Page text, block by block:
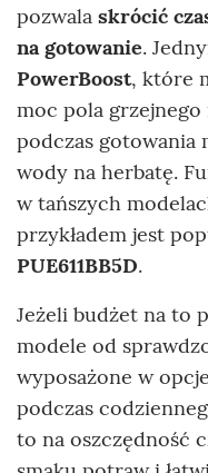
pozwala skrócić
na gotowanie.
PowerBoost, które
moc pola grzejnego
podczas gotowania
wody na herbatę.
w tańszych
przykładem jest
PUE611BB5D.
Jeżeli budżet na to
modele od
wyposażone w
podczas
to na oszczędność